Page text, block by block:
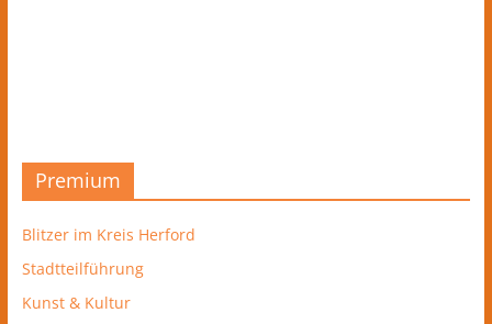
Premium
Blitzer im Kreis Herford
Stadtteilführung
Kunst & Kultur